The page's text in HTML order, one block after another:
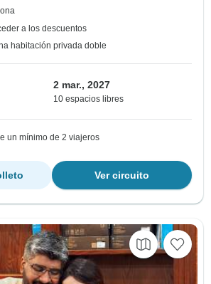
a los descuentos
habitación privada doble
2 mar., 2027
10 espacios libres
un mínimo de 2 viajeros
Ver circuito